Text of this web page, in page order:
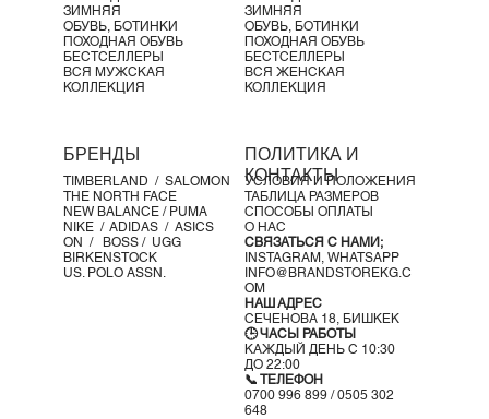
Лучше всего подходят для:
Однодневных маршрутов
Хайкинга
Простых троп
Характеристики:
Высота:до щиколотки (102 мм)
Защита стопы:высокая
Поддержка стопы:стабильная
Водонепроницаемость:
GORE-TEX(PFC free)
Вес:380 г
All Terrain Contagrip®– универсальное
сцепление на мокрых, сухих, твёрдых и рыхлых
EnergyCell EVA– амортизация
ЗИМНЯЯ
ОБУВЬ, БОТИНКИ
ПОХОДНАЯ ОБУВЬ
БЕСТСЕЛЛЕРЫ
ВСЯ МУЖСКАЯ
КОЛЛЕКЦИЯ
ЗИМНЯЯ
ОБУВЬ, БОТИНКИ
ПОХОДНАЯ ОБУВЬ
БЕСТСЕЛЛЕРЫ
ВСЯ ЖЕНСКАЯ
КОЛЛЕКЦИЯ
БРЕНДЫ
TIMBERLAND / SALOMON
THE NORTH FACE
NEW BALANCE / PUMA
NIKE / ADIDAS / ASICS
ON / BOSS / UGG
BIRKENSTOCK
US. POLO ASSN.
ПОЛИТИКА И
КОНТАКТЫ
УСЛОВИЯ И ПОЛОЖЕНИЯ
ТАБЛИЦА РАЗМЕРОВ
СПОСОБЫ ОПЛАТЫ
О НАС
СВЯЗАТЬСЯ С НАМИ;
INSTAGRAM, WHATSAPP
INFO@BRANDSTOREKG.C
OM
НАШ АДРЕС
СЕЧЕНОВА 18, БИШКЕК
🕒 ЧАСЫ РАБОТЫ
КАЖДЫЙ ДЕНЬ С 10:30
ДО 22:00
📞 ТЕЛЕФОН
0700 996 899 / 0505 302
648